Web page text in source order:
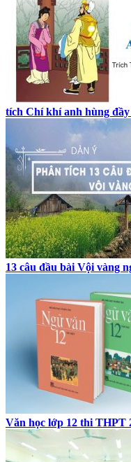
tích Chí khí anh hùng
13 câu đầu bài Vội vàng
Văn học lớp 12 thi THPT